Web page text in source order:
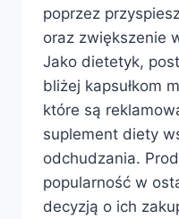
poprzez
oraz zwiększenie
Jako dietetyk,
bliżej kapsułkom
które są
suplement diety
odchudzania.
popularność w
decyzją o ich